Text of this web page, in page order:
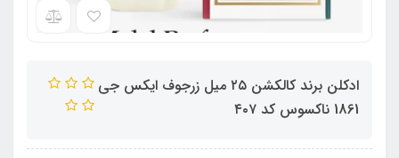
ادکلن برند کالکشن ٢۵ میل زرجوف ایکس جی
1861 ناکسوس کد ۴٠٧